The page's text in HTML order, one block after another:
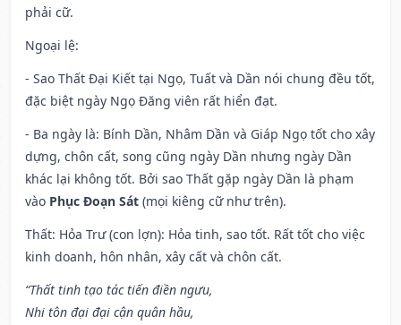
phải cữ.
Ngoại lệ:
- Sao Thất Đại Kiết tại Ngọ, Tuất và Dần nói chung đều tốt,
đặc biệt ngày Ngọ Đăng viên rất hiển đạt.
- Ba ngày là: Bính Dần, Nhâm Dần và Giáp Ngọ tốt cho xây
dựng, chôn cất, song cũng ngày Dần nhưng ngày Dần
khác lại không tốt. Bởi sao Thất gặp ngày Dần là phạm
vào Phục Đoạn Sát (mọi kiêng cữ như trên).
Thất: Hỏa Trư (con lợn): Hỏa tinh, sao tốt. Rất tốt cho việc
kinh doanh, hôn nhân, xây cất và chôn cất.
“Thất tinh tạo tác tiến điền ngưu,
Nhi tôn đại đại cận quân hầu,